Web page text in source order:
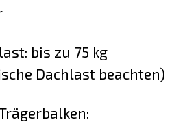
bis zu 75 kg
Dachlast beachten)